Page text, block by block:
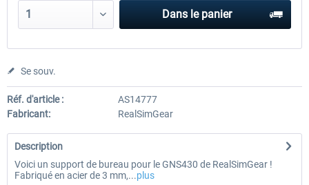
Dans le panier
Se souv.
Réf. d'article :
AS14777
Fabricant:
RealSimGear
Description
Voici un support de bureau pour le GNS430 de RealSimGear !
Fabriqué en acier de 3 mm,...plus